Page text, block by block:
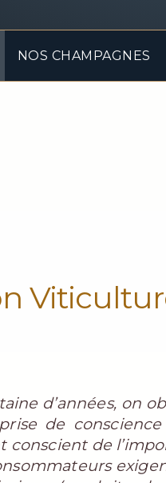
NOS CHAMPAGNES
d’années, on
de
conscient de